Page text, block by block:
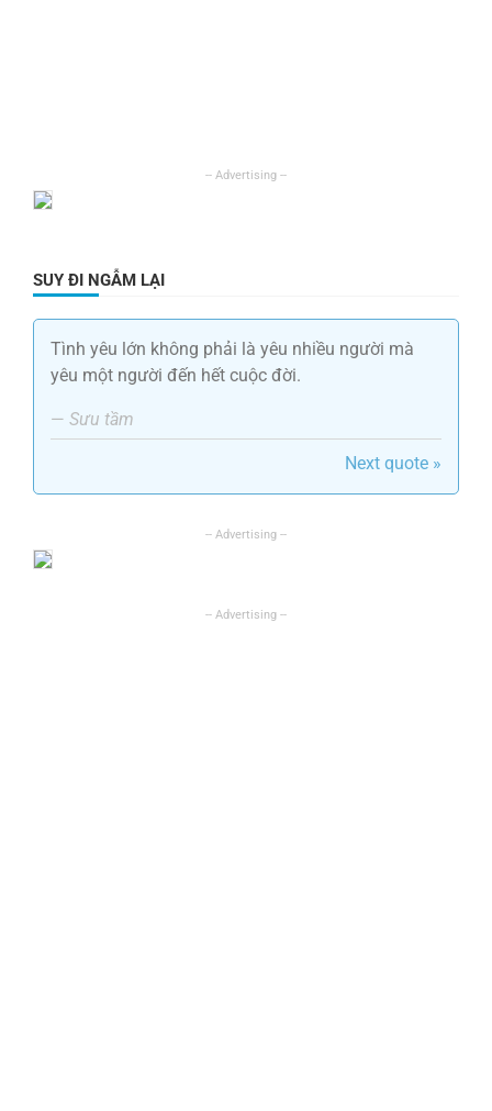
SUY ĐI NGẪM LẠI
Tình yêu lớn không phải là yêu nhiều người mà
yêu một người đến hết cuộc đời.
— Sưu tầm
Next quote »